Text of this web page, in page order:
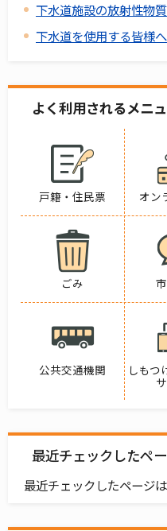
下水道施設の放射性物
下水道を使用する皆様
よく利用されるメニ
戸籍・住民票 オン
ごみ
公共交通機関
しもつ
最近チェックしたペ
最近チェックしたページは